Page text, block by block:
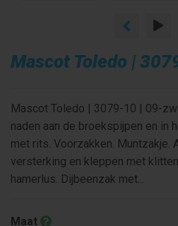
Mascot Toledo |
Mascot Toledo | 3079-10 | 09-
naden aan de broekspijpen en in
met rits. Voorzakken. Muntzakje.
versterking en kleppen met
hamerlus. Dijbeenzak met...
Maat